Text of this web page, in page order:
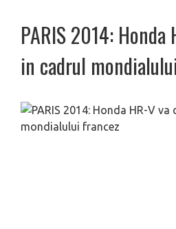
PARIS 2014: Honda
in cadrul